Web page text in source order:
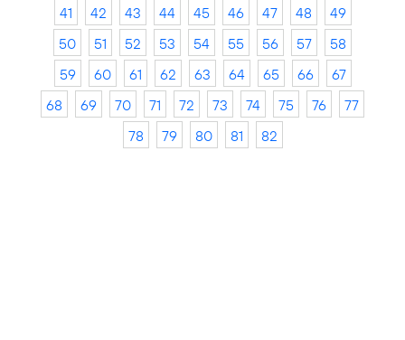
41
42 43 44 45 46 47 48
49
50
51 52 53 54 55 56 57
58
59
60 61 62 63 64 65 66
67
68
69 70 71 72 73 74 75 76
77
78
79 80 81 82